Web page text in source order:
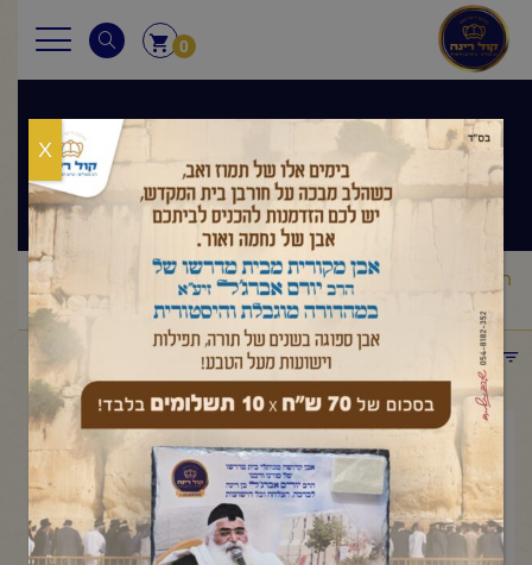
0
שיעורי הרב
ראשי שיעורי הרב /מסר יומי/הרב יורם אברג'ל – המסר היומי –
אל תשליכני לעת זקנה- כ"ב שבט תשפ"ו
תפריט קטגוריות
הרב יורם אברג'ל – המסר היומי –
אל תשליכני לעת זקנה- כ"ב שבט
תשפ"ו
פברואר 9, 2026
X